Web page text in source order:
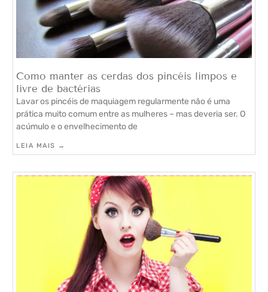
Como manter as cerdas dos pincéis limpos e
livre de bactérias
Lavar os pincéis de maquiagem regularmente não é uma
prática muito comum entre as mulheres – mas deveria ser. O
acúmulo e o envelhecimento de
LEIA MAIS →